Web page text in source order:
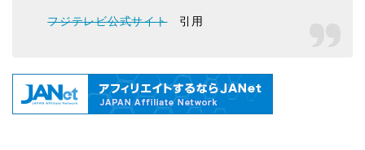
フジテレビ公式サイト引用